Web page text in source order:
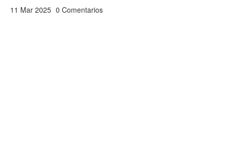
11 Mar 2025 0 Comentarios